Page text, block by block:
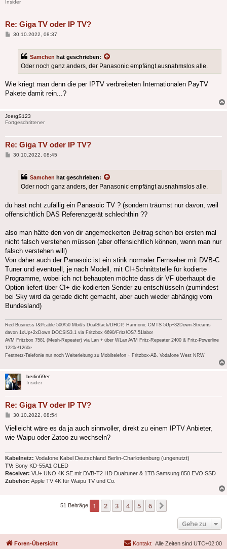
Insider
Re: Giga TV oder IP TV?
Beitrag
30.10.2022, 08:37
Samchen hat geschrieben:
Oder noch ganz anders, der Panasonic empfängt ausnahmslos alle.
Wie kriegt man denn die per IPTV verbreiteten Internationalen PayTV
Pakete damit rein...?
JoergS123
Fortgeschrittener
Re: Giga TV oder IP TV?
Beitrag
30.10.2022, 08:45
Samchen hat geschrieben:
Oder noch ganz anders, der Panasonic empfängt ausnahmslos alle.
du hast ncht zufällig ein Panasoic TV ? (sondern träumst nur davon, weil
offensichtlich DAS Referenzgerät schlechthin ??
also man hätte den von dir angemeckerten Beitrag schon bei ersten mal
nicht falsch verstehen müssen (aber offensichtlich können, wenn man nur
falsch verstehen will)
Von daher auch der Panasoic ist ein stink normaler Fernseher mit DVB-C
Tuner und eventuell, je nach Modell, mit CI+Schnittstelle für kodierte
Programme, wobei ich nct behaupten möchte dass dir VF überhaupt die
Option liefert über CI+ die kodierten Sender zu entschlüsseln (zumindest
bei Sky wird da gerade dicht gemacht, aber auch wieder abhängig vom
Bundesland)
Red Business I&Pcable 500/50 Mbit/s DualStack/DHCP, Harmonic CMTS 5Up+32Down-Streams
davon 1xUp+2xDown DOCSIS3.1 via Fritzbox 6690/Fritz!OS7.51labor
AVM Fritzbox 7581 (Mesh-Repeater) via Lan + über WLan AVM Fritz-Repeater 2400 & Fritz-Powerline
1220e/1260e
Festnetz-Telefonie nur noch Weiterleitung zu Mobiltelefon + Fritzbox-AB. Vodafone West NRW
berlin69er
Insider
Re: Giga TV oder IP TV?
Beitrag
30.10.2022, 08:54
Vielleicht wäre es da ja auch sinnvoller, direkt zu einem IPTV Anbieter,
wie Waipu oder Zatoo zu wechseln?
Kabelnetz: Vodafone Kabel Deutschland Berlin-Charlottenburg (ungenutzt)
TV: Sony KD-55A1 OLED
Receiver: VU+ UNO 4K SE mit DVB-T2 HD Dualtuner & 1TB Samsung 850 EVO SSD
Zubehör: Apple TV 4K für Waipu TV und Co.
51 Beiträge 1 2 3 4 5 6
Gehe zu
Foren-Übersicht Alle Zeiten sind UTC+02:00
Kontakt